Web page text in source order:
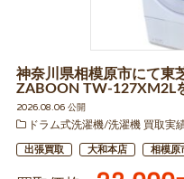
神奈川県相模原市にて東
ZABOON TW-127XM2L
2026.08.06 公開
ドラム式洗濯機/洗濯機 買取実
出張買取 大和本店 相模原